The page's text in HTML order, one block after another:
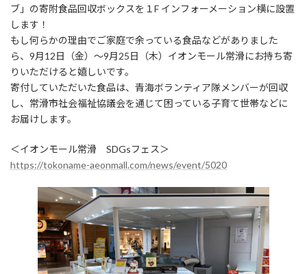
ブ」の寄附食品回収ボックスを１F インフォーメーション横に設置
します！
もし何らかの理由でご家庭で余っている食品などがありました
ら、9月12日（金）〜9月25日（木）イオンモール常滑にお持ち寄
りいただけると嬉しいです。
寄付していただいた食品は、青海ボランティア隊メンバーが回収
し、常滑市社会福祉協議会を通じて困っている子育て世帯などに
お届けします。
＜イオンモール常滑 SDGsフェス＞
https://tokoname-aeonmall.com/news/event/5020